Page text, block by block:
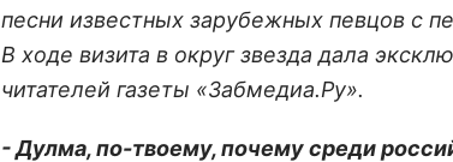
песни известных зарубежных певцов с
В ходе визита в округ звезда дала
читателей газеты «Забмедиа.Ру».
- Дулма, по-твоему, почему среди